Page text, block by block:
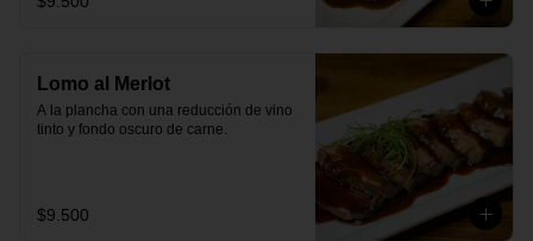
Lomo al Merlot
A la plancha con una reducción de vino
tinto y fondo oscuro de carne.
$9.500